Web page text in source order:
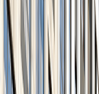
4
шт.
Смотреть все